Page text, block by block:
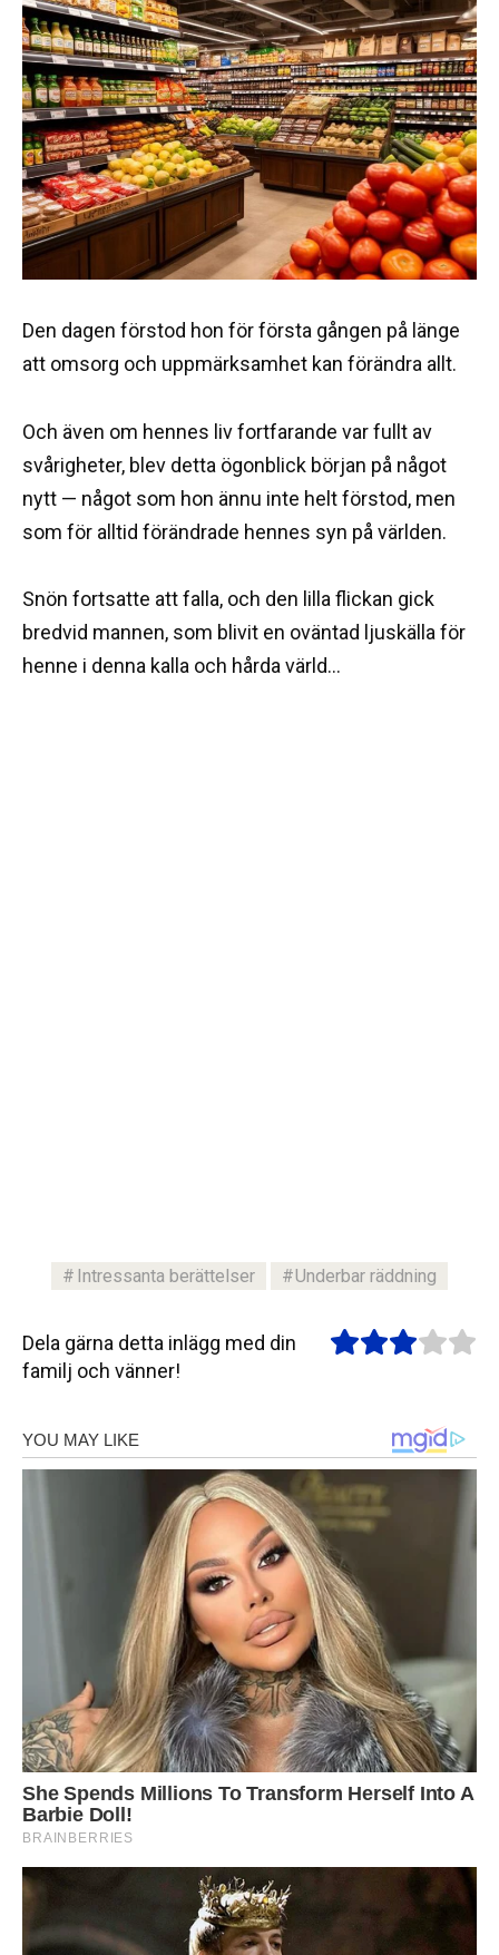
Den dagen förstod hon för första gången på länge
att omsorg och uppmärksamhet kan förändra allt.
Och även om hennes liv fortfarande var fullt av
svårigheter, blev detta ögonblick början på något
nytt — något som hon ännu inte helt förstod, men
som för alltid förändrade hennes syn på världen.
Snön fortsatte att falla, och den lilla flickan gick
bredvid mannen, som blivit en oväntad ljuskälla för
henne i denna kalla och hårda värld…
Intressanta berättelser Underbar räddning
Dela gärna detta inlägg med din
familj och vänner!